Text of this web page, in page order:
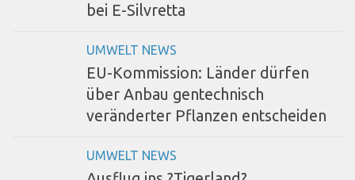
bei E-Silvretta
UMWELT NEWS
EU-Kommission: Länder dürfen
über Anbau gentechnisch
veränderter Pflanzen entscheiden
UMWELT NEWS